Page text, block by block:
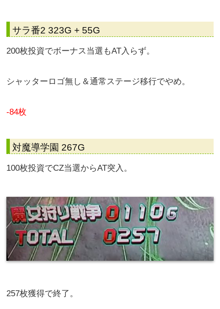
サラ番2 323G + 55G
200枚投資でボーナス当選もAT入らず。
シャッターロゴ無し＆通常ステージ移行でやめ。
-84枚
対魔導学園 267G
100枚投資でCZ当選からAT突入。
257枚獲得で終了。